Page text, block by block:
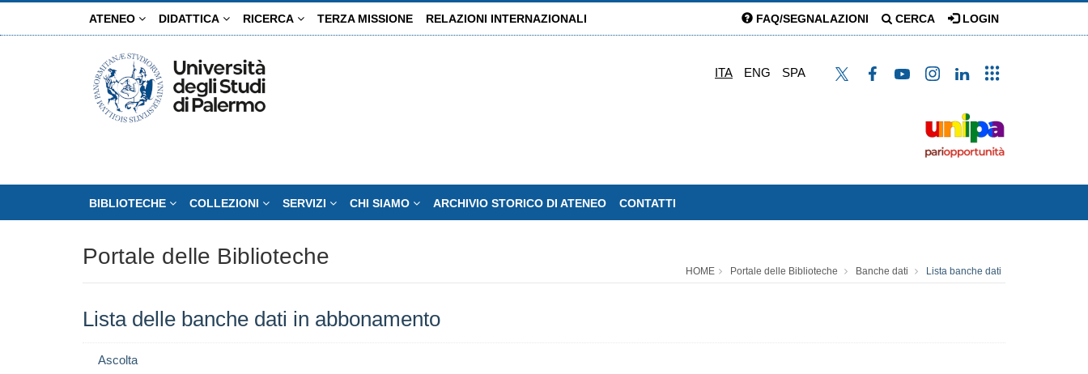
ATENEO DIDATTICA RICERCA TERZA MISSIONE RELAZIONI INTERNAZIONALI FAQ/SEGNALAZIONI CERCA LOGIN
ITA ENG SPA
BIBLIOTECHE COLLEZIONI SERVIZI CHI SIAMO ARCHIVIO STORICO DI ATENEO CONTATTI
Portale delle Biblioteche
HOME Portale delle Biblioteche Banche dati Lista banche dati
Lista delle banche dati in abbonamento
Ascolta